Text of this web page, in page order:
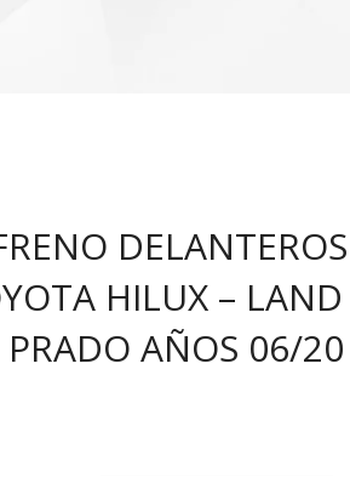
DELANTEROS
HILUX – LAND
PRADO AÑOS 06/20